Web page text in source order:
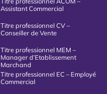
Assistant Commercial
Titre professionnel CV –
Conseiller de Vente
Titre professionnel MEM –
Manager d’Etablissement
Marchand
Titre professionnel EC – Employé
Commercial